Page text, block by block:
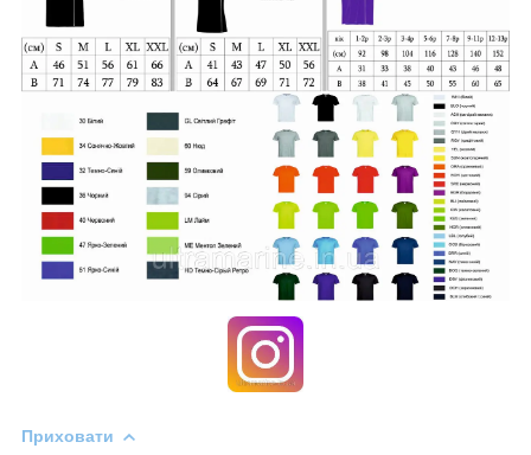
Приховати